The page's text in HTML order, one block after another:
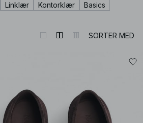
wardrobe heroes – all with that
Linklær Kontorklær Basics
SORTER MED